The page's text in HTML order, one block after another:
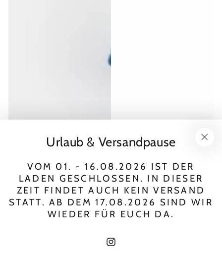
Urlaub & Versandpause
VOM 01. - 16.08.2026 IST DER
LADEN GESCHLOSSEN. IN DIESER
ZEIT FINDET AUCH KEIN VERSAND
STATT. AB DEM 17.08.2026 SIND WIR
WIEDER FÜR EUCH DA.
Instagram